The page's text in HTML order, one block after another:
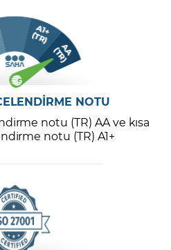
NOTU
notu (TR) AA ve kısa
notu (TR) A1+